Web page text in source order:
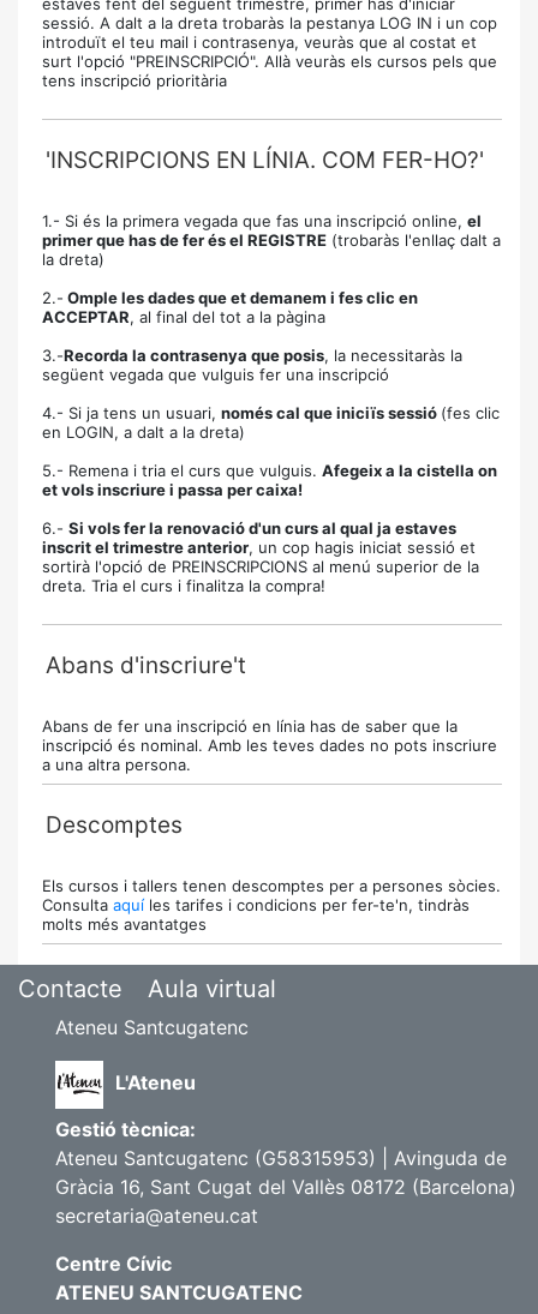
sessió. A dalt a la dreta trobaràs la pestanya LOG IN i un cop
introduït el teu mail i contrasenya, veuràs que al costat et
surt l'opció "PREINSCRIPCIÓ". Allà veuràs els cursos pels que
tens inscripció prioritària
'INSCRIPCIONS EN LÍNIA. COM FER-HO?'
1.- Si és la primera vegada que fas una inscripció online, el
primer que has de fer és el REGISTRE (trobaràs l'enllaç dalt a
la dreta)
2.- Omple les dades que et demanem i fes clic en
ACCEPTAR, al final del tot a la pàgina
3.-Recorda la contrasenya que posis, la necessitaràs la
següent vegada que vulguis fer una inscripció
4.- Si ja tens un usuari, només cal que iniciïs sessió (fes clic
en LOGIN, a dalt a la dreta)
5.- Remena i tria el curs que vulguis. Afegeix a la cistella on
et vols inscriure i passa per caixa!
6.- Si vols fer la renovació d'un curs al qual ja estaves
inscrit el trimestre anterior, un cop hagis iniciat sessió et
sortirà l'opció de PREINSCRIPCIONS al menú superior de la
dreta. Tria el curs i finalitza la compra!
Abans d'inscriure't
Abans de fer una inscripció en línia has de saber que la
inscripció és nominal. Amb les teves dades no pots inscriure
a una altra persona.
Descomptes
Els cursos i tallers tenen descomptes per a persones sòcies.
Consulta aquí les tarifes i condicions per fer-te'n, tindràs
molts més avantatges
Contacte Aula virtual
Ateneu Santcugatenc
L'Ateneu
Gestió tècnica:
Ateneu Santcugatenc (G58315953) | Avinguda de
Gràcia 16, Sant Cugat del Vallès 08172 (Barcelona)
secretaria@ateneu.cat
Centre Cívic
ATENEU SANTCUGATENC